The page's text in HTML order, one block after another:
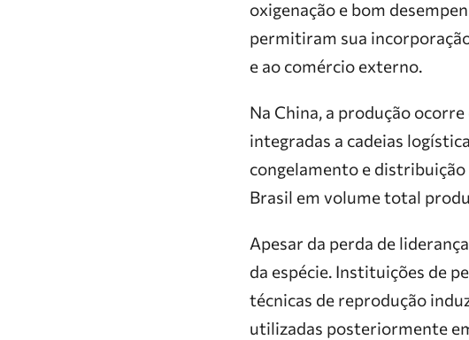
oxigenação e bom
permitiram sua
e ao comércio externo.
Na China, a produção
integradas a cadeias
congelamento e
Brasil em volume total
Apesar da perda de
da espécie. Instituições de
técnicas de reprodução
utilizadas posteriormente